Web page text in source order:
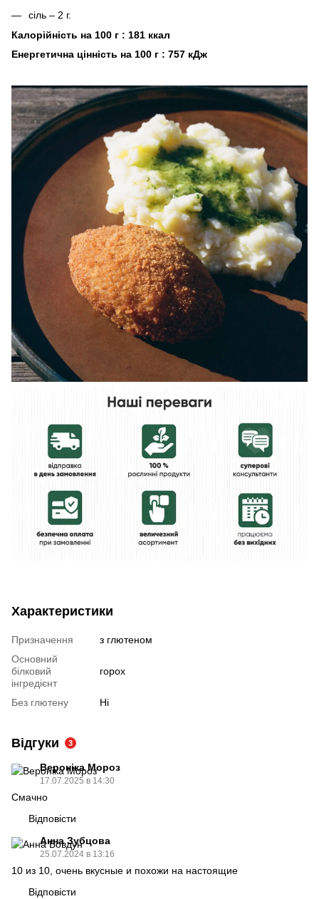
сіль – 2 г.
Калорійність на 100 г : 181 ккал
Енергетична цінність на 100 г : 757 кДж
Характеристики
Призначення
з глютеном
Основний
білковий
інгредієнт
горох
Без глютену Ні
Відгуки 3
Вероніка Мороз
17.07.2025 в 14:30
Смачно
Відповісти
Анна Зубцова
25.07.2024 в 13:16
10 из 10, очень вкусные и похожи на настоящие
Відповісти